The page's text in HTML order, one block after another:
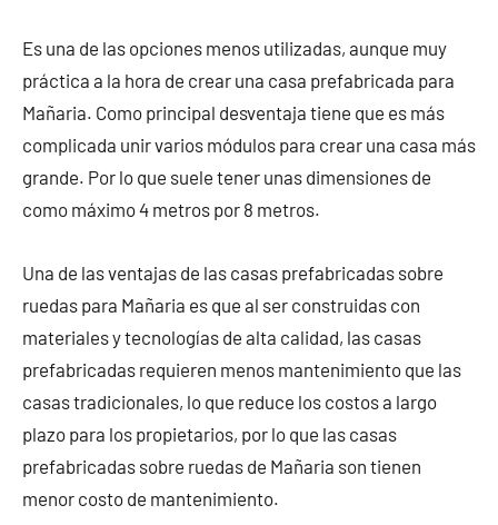
Es una de las opciones menos utilizadas, aunque muy
práctica a la hora de crear una casa prefabricada para
Mañaria. Como principal desventaja tiene que es más
complicada unir varios módulos para crear una casa más
grande. Por lo que suele tener unas dimensiones de
como máximo 4 metros por 8 metros.
Una de las ventajas de las casas prefabricadas sobre
ruedas para Mañaria es que al ser construidas con
materiales y tecnologías de alta calidad, las casas
prefabricadas requieren menos mantenimiento que las
casas tradicionales, lo que reduce los costos a largo
plazo para los propietarios, por lo que las casas
prefabricadas sobre ruedas de Mañaria son tienen
menor costo de mantenimiento.